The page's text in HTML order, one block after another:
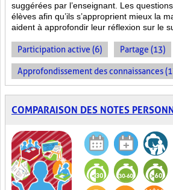
suggérées par l’enseignant. Les
élèves afin qu’ils s’approprient mieux la
aident à approfondir leur réflexion sur le
Participation active (6) Partage (13)
Approfondissement des connaissances
COMPARAISON DES NOTES